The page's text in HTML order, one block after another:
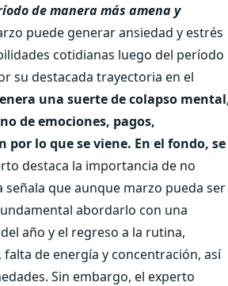
de manera más amena y
puede generar ansiedad y estrés
cotidianas luego del período
su destacada trayectoria en el
una suerte de colapso
de emociones, pagos,
por lo que se viene. En el fondo, se
destaca la importancia de no
que aunque marzo pueda ser
abordarlo con una
año y el regreso a la rutina,
de energía y concentración, así
Sin embargo, el experto